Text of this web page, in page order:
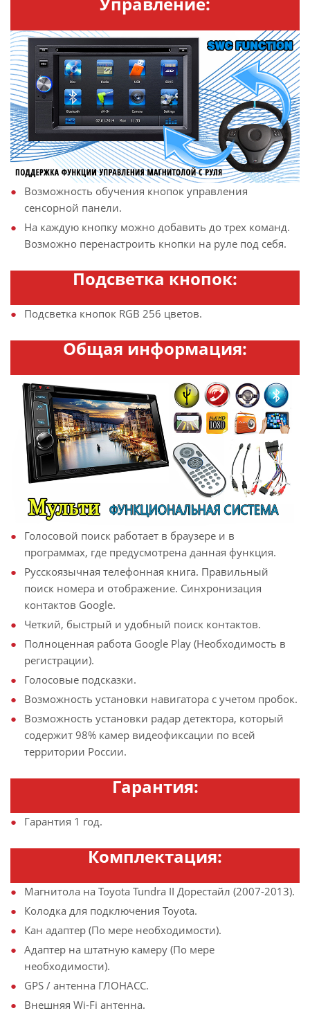
Возможность обучения кнопок управления
сенсорной панели.
На каждую кнопку можно добавить до трех команд.
Возможно перенастроить кнопки на руле под себя.
Подсветка кнопок:
Подсветка кнопок RGB 256 цветов.
Общая информация:
Голосовой поиск работает в браузере и в
программах, где предусмотрена данная функция.
Русскоязычная телефонная книга. Правильный
поиск номера и отображение. Синхронизация
контактов Google.
Четкий, быстрый и удобный поиск контактов.
Полноценная работа Google Play (Необходимость в
регистрации).
Голосовые подсказки.
Возможность установки навигатора с учетом пробок.
Возможность установки радар детектора, который
содержит 98% камер видеофиксации по всей
территории России.
Гарантия:
Гарантия 1 год.
Комплектация:
Магнитола на Toyota Tundra II Дорестайл (2007-2013).
Колодка для подключения Toyota.
Кан адаптер (По мере необходимости).
Адаптер на штатную камеру (По мере
необходимости).
GPS / антенна ГЛОНАСС.
Внешняя Wi-Fi антенна.